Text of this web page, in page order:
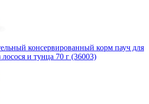
консервированный корм пауч для
и тунца 70 г (36003)